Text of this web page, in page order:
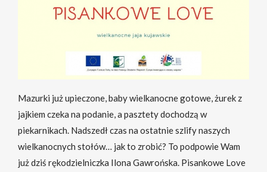
Mazurki już upieczone, baby wielkanocne gotowe, żurek z
jajkiem czeka na podanie, a pasztety dochodzą w
piekarnikach. Nadszedł czas na ostatnie szlify naszych
wielkanocnych stołów… jak to zrobić? To podpowie Wam
już dziś rękodzielniczka Ilona Gawrońska. Pisankowe Love